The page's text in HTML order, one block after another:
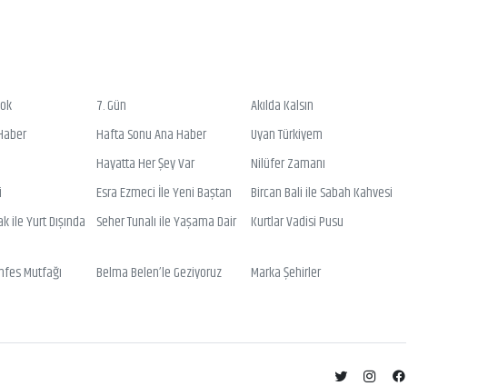
7. Gün
Akılda Kalsın
Hafta Sonu Ana Haber
Uyan Türkiyem
Hayatta Her Şey Var
Nilüfer Zamanı
Esra Ezmeci İle Yeni Baştan
Bircan Bali ile Sabah Kahvesi
ile Yurt Dışında Seher Tunalı ile Yaşama Dair Kurtlar Vadisi Pusu
Mutfağı Belma Belen’le Geziyoruz
Marka Şehirler